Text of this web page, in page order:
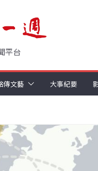
平台
傳文藝 大事紀要